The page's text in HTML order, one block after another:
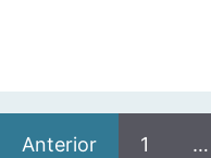
Anterior 1 …